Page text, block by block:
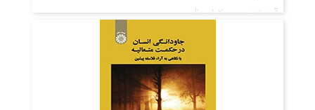
قیمت: ۸٬۲۰۰٬۰۰۰ ریال